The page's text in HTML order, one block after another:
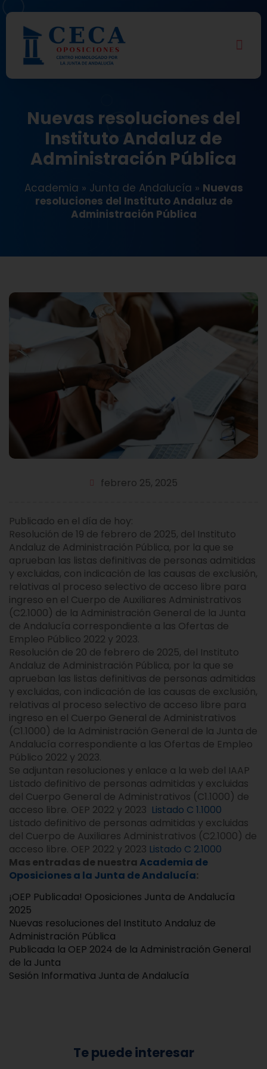
Nuevas resoluciones del
Instituto Andaluz de
Administración Pública
Academia » Junta de Andalucía » Nuevas
resoluciones del Instituto Andaluz de
Administración Pública
febrero 25, 2025
Publicado en el día de hoy:
Resolución de 19 de febrero de 2025, del Instituto
Andaluz de Administración Pública, por la que se
aprueban las listas definitivas de personas admitidas
y excluidas, con indicación de las causas de exclusión,
relativas al proceso selectivo de acceso libre para
ingreso en el Cuerpo de Auxiliares Administrativos
(C2.1000) de la Administración General de la Junta
de Andalucía correspondiente a las Ofertas de
Empleo Público 2022 y 2023.
Resolución de 20 de febrero de 2025, del Instituto
Andaluz de Administración Pública, por la que se
aprueban las listas definitivas de personas admitidas
y excluidas, con indicación de las causas de exclusión,
relativas al proceso selectivo de acceso libre para
ingreso en el Cuerpo General de Administrativos
(C1.1000) de la Administración General de la Junta de
Andalucía correspondiente a las Ofertas de Empleo
Público 2022 y 2023.
Se adjuntan resoluciones y enlace a la web del IAAP
Listado definitivo de personas admitidas y excluidas
del Cuerpo General de Administrativos (C1.1000) de
acceso libre. OEP 2022 y 2023 Listado C 1.1000
Listado definitivo de personas admitidas y excluidas
del Cuerpo de Auxiliares Administrativos (C2.1000) de
acceso libre. OEP 2022 y 2023 Listado C 2.1000
Mas entradas de nuestraAcademia de
Oposiciones a la Junta de Andalucía:
¡OEP Publicada! Oposiciones Junta de Andalucía
2025
Nuevas resoluciones del Instituto Andaluz de
Administración Pública
Publicada la OEP 2024 de la Administración General
de la Junta
Sesión Informativa Junta de Andalucía
Te puede interesar